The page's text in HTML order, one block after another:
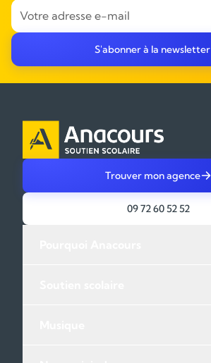
S'abonner à la newsletter
Trouver mon agence
09 72 60 52 52